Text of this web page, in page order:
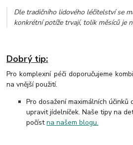
Dle tradičního lidového léčitelství se
konkrétní potíže trvají, tolik měsíců je
Dobrý tip:
Pro komplexní péči doporučujeme
na vnější použití.
Pro dosažení maximálních účinků
upravit jídelníček. Naše tipy na
počístna našem blogu.